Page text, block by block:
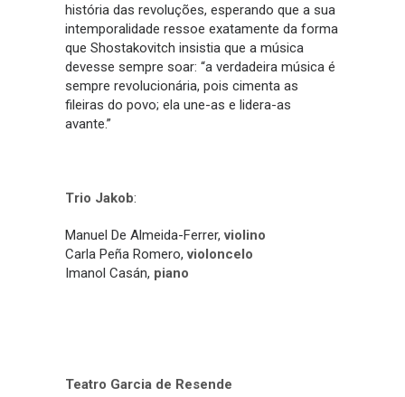
história das revoluções, esperando que a sua
intemporalidade ressoe exatamente da forma
que Shostakovitch insistia que a música
devesse sempre soar: “a verdadeira música é
sempre revolucionária, pois cimenta as
fileiras do povo; ela une-as e lidera-as
avante.”
Trio Jakob:
Manuel De Almeida-Ferrer,violino
Carla Peña Romero,violoncelo
Imanol Casán, piano
Teatro Garcia de Resende